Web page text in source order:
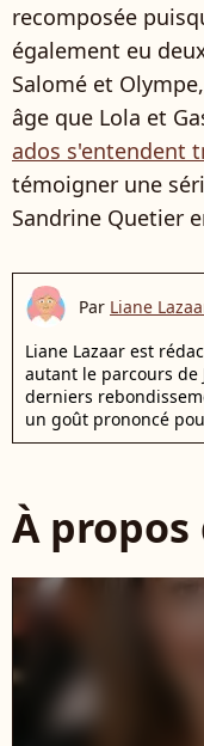
recomposée
également eu
Salomé et
âge que Lola et
ados s'entendent
témoigner une
Sandrine Quetier
Par Liane
Liane Lazaar est
autant le parcours de
derniers
un goût prononcé
À propos